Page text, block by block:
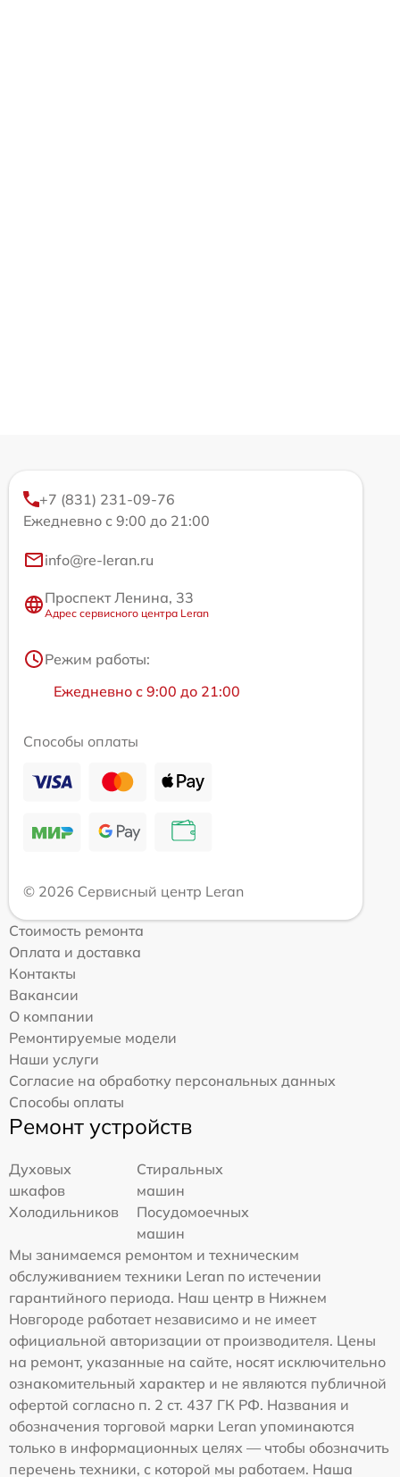
+7 (831) 231-09-76
Ежедневно с 9:00 до 21:00
info@re-leran.ru
Проспект Ленина, 33
Адрес сервисного центра Leran
Режим работы:
Ежедневно с 9:00 до 21:00
Способы оплаты
© 2026 Сервисный центр Leran
Стоимость ремонта
Оплата и доставка
Контакты
Вакансии
О компании
Ремонтируемые модели
Наши услуги
Согласие на обработку персональных данных
Способы оплаты
Ремонт устройств
Духовых
шкафов
Стиральных
машин
Холодильников
Посудомоечных
машин
Мы занимаемся ремонтом и техническим
обслуживанием техники Leran по истечении
гарантийного периода. Наш центр в Нижнем
Новгороде работает независимо и не имеет
официальной авторизации от производителя. Цены
на ремонт, указанные на сайте, носят исключительно
ознакомительный характер и не являются публичной
офертой согласно п. 2 ст. 437 ГК РФ. Названия и
обозначения торговой марки Leran упоминаются
только в информационных целях — чтобы обозначить
перечень техники, с которой мы работаем. Наша